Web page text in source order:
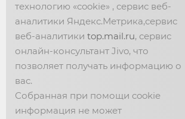
ЗВОНИТЕ НАМ!
Интернет-магазин: 📱 +7 (901) 910-59-33
Заказ: 📱 +7 (980) 350-21-10
технологию «cookie» , сервис веб-
аналитики Яндекс.Метрика,сервис
веб-аналитики top.mail.ru, сервис
онлайн-консультант Jivo, что
позволяет получать информацию о
вас.
Собранная при помощи cookie
информация не может